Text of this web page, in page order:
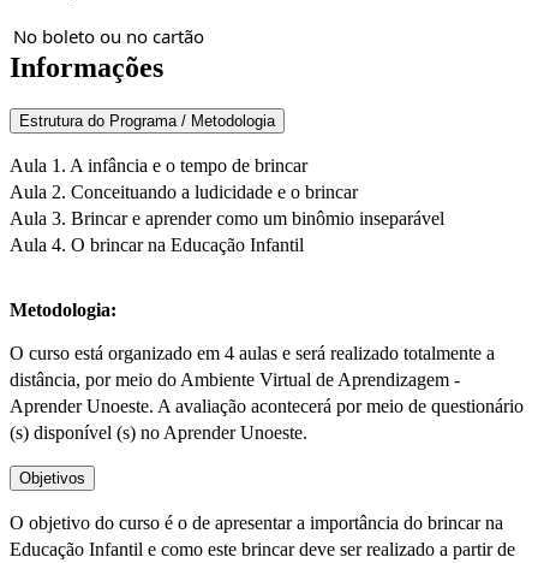
No boleto ou no cartão
Informações
Estrutura do Programa / Metodologia
Aula 1. A infância e o tempo de brincar
Aula 2. Conceituando a ludicidade e o brincar
Aula 3. Brincar e aprender como um binômio inseparável
Aula 4. O brincar na Educação Infantil
Metodologia:
O curso está organizado em 4 aulas e será realizado totalmente a
distância, por meio do Ambiente Virtual de Aprendizagem -
Aprender Unoeste. A avaliação acontecerá por meio de questionário
(s) disponível (s) no Aprender Unoeste.
Objetivos
O objetivo do curso é o de apresentar a importância do brincar na
Educação Infantil e como este brincar deve ser realizado a partir de